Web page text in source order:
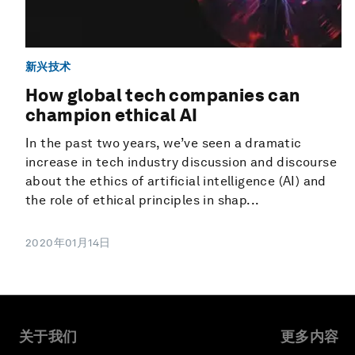
新兴技术
How global tech companies can
champion ethical AI
In the past two years, we’ve seen a dramatic
increase in tech industry discussion and discourse
about the ethics of artificial intelligence (AI) and
the role of ethical principles in shap...
2020年01月14日
关于我们 更多内容